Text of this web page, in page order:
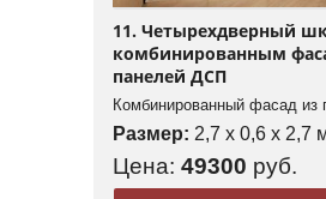
11. Четырехдверный
комбинированным
панелей ДСП
Комбинированный фасад из
Размер: 2,7 x 0,6 x 2,7
Цена: 49300 руб.